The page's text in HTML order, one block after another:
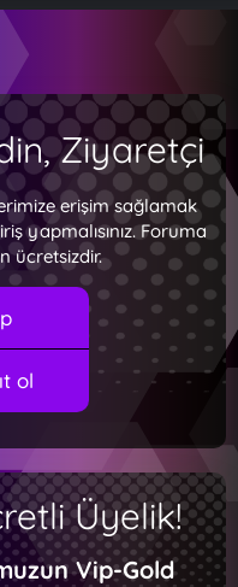
Ziyaretçi
erişim sağlamak
yapmalısınız. Foruma
ücretsizdir.
ol
Üyelik!
Vip-Gold